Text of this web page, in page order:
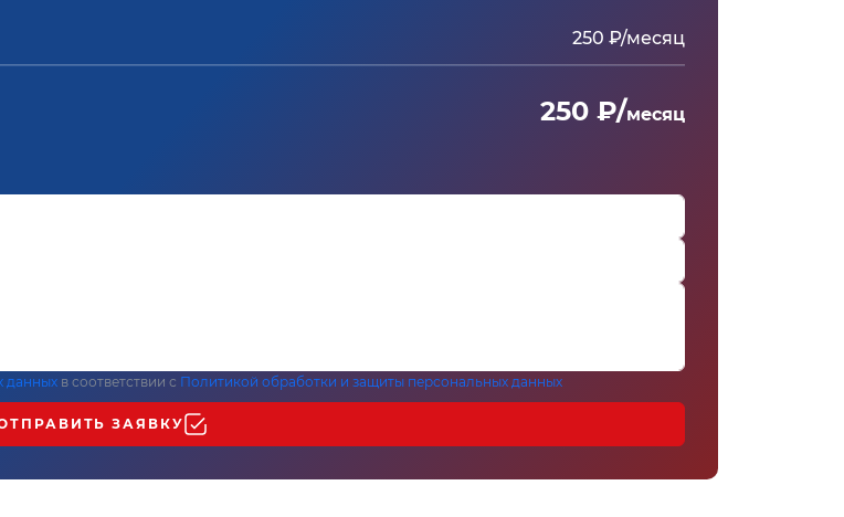
250 ₽/месяц
250 ₽/месяц
данных в соответствии с Политикой обработки и защиты персональных данных
ЗАЯВКУ